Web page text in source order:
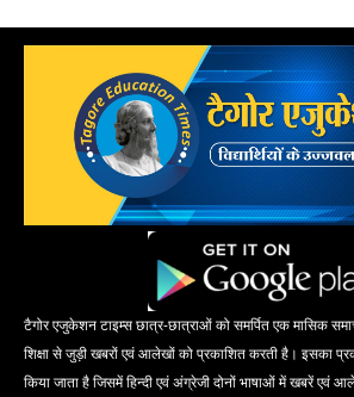
टैगोर एजुकेशन टाइम्स छात्र-छात्राओं को समर्पित एक मासिक
शिक्षा से जुड़ी खबरों एवं आलेखों को प्रकाशित करती है। इसका
किया जाता है जिसमें हिन्दी एवं अंग्रेजी दोनों भाषाओं में खबरें एवं